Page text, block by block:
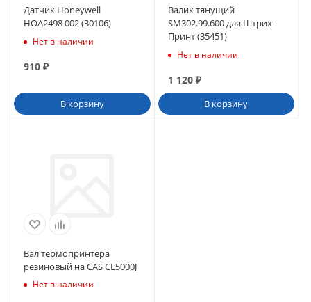
Датчик Honeywell
HOA2498 002 (30106)
Нет в наличии
910 ₽
В корзину
Валик тянущий
SM302.99.600 для Штрих-
Принт (35451)
Нет в наличии
1 120₽
В корзину
Вал термопринтера
резиновый на CAS CL5000J
Нет в наличии